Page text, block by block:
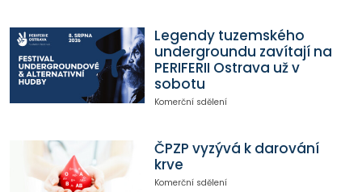
Legendy tuzemského
undergroundu zavítají na
PERIFERII Ostrava už v
sobotu
Komerční sdělení
ČPZP vyzývá k darování
krve
Komerční sdělení